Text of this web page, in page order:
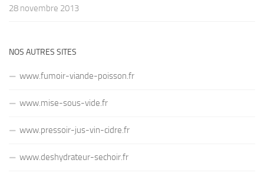
28 novembre 2013
NOS AUTRES SITES
www.fumoir-viande-poisson.fr
www.mise-sous-vide.fr
www.pressoir-jus-vin-cidre.fr
www.deshydrateur-sechoir.fr